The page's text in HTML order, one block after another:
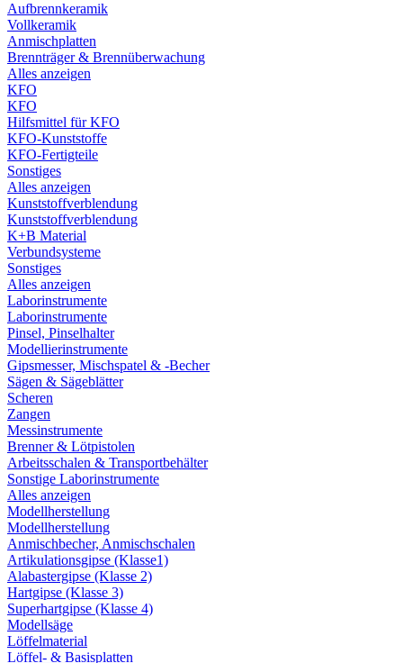
Aufbrennkeramik
Vollkeramik
Anmischplatten
Brennträger & Brennüberwachung
Alles anzeigen
KFO
KFO
Hilfsmittel für KFO
KFO-Kunststoffe
KFO-Fertigteile
Sonstiges
Alles anzeigen
Kunststoffverblendung
Kunststoffverblendung
K+B Material
Verbundsysteme
Sonstiges
Alles anzeigen
Laborinstrumente
Laborinstrumente
Pinsel, Pinselhalter
Modellierinstrumente
Gipsmesser, Mischspatel & -Becher
Sägen & Sägeblätter
Scheren
Zangen
Messinstrumente
Brenner & Lötpistolen
Arbeitsschalen & Transportbehälter
Sonstige Laborinstrumente
Alles anzeigen
Modellherstellung
Modellherstellung
Anmischbecher, Anmischschalen
Artikulationsgipse (Klasse1)
Alabastergipse (Klasse 2)
Hartgipse (Klasse 3)
Superhartgipse (Klasse 4)
Modellsäge
Löffelmaterial
Löffel- & Basisplatten